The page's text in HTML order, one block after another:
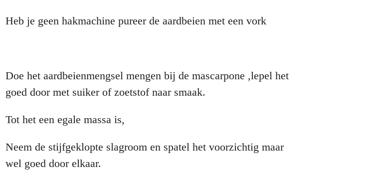
Heb je geen hakmachine pureer de aardbeien met een vork
Doe het aardbeienmengsel mengen bij de mascarpone ,lepel het
goed door met suiker of zoetstof naar smaak.
Tot het een egale massa is,
Neem de stijfgeklopte slagroom en spatel het voorzichtig maar
wel goed door elkaar.